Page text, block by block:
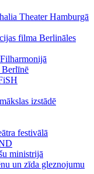
Theater Hamburgā
filma Berlināles
Berlīnē
izstādē
festivālā
ministrijā
un zīda gleznojumu